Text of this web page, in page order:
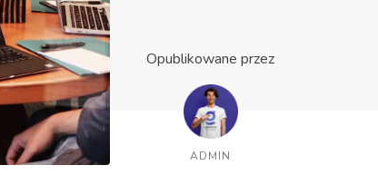
Opublikowane przez
ADMIN